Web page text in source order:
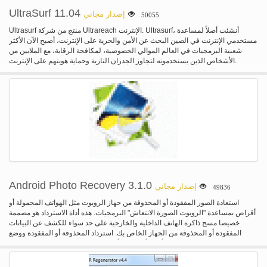
UltraSurf 11.04 إصدار مجاني 50055
Ultrasurf منتج من شركة Ultrareach الإنترنت. Ultrasurf، أنشئت أصلاً لمساعدة
مستخدمي الإنترنت في الصين البحث عن الأمن والحرية على الإنترنت، أصبح الآن الأكثر
شعبية البرمجيات في العالم الموالي الخصوصية، لمكافحة الرقابة، مع الملايين من
الأشخاص الذين يستخدمونه لتجاوز الجدران النارية وحماية هويتهم على الإنترنت.
Android Photo Recovery 3.1.0 إصدار مجاني 49836
استعادة الصور المفقودة أو المحذوفة من جهاز الروبوت مثل الهواتف المحمولة أو
أقراص بمساعدة "الروبوت الصورة الانتعاش" البرمجيات. هذه أداة الاسترداد هو مصممة
خصيصا مسح ذاكرة الهاتف الداخلية والخارجية على حد سواء للكشف عن البيانات
المفقودة أو المحذوفة من الجهاز الخاص بك. استرداد المحذوفة أو المفقودة ووضع
المعلومات: الصفحة الرئيسية